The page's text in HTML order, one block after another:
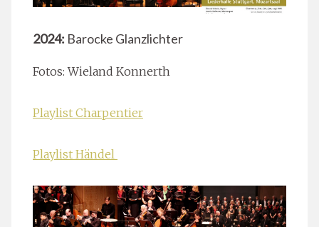
2024: Barocke Glanzlichter
Fotos: Wieland Konnerth
Playlist Charpentier
Playlist Händel